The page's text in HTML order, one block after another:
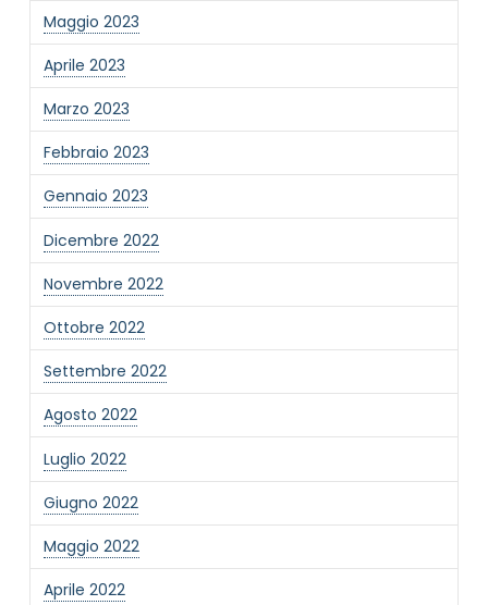
Maggio 2023
Aprile 2023
Marzo 2023
Febbraio 2023
Gennaio 2023
Dicembre 2022
Novembre 2022
Ottobre 2022
Settembre 2022
Agosto 2022
Luglio 2022
Giugno 2022
Maggio 2022
Aprile 2022